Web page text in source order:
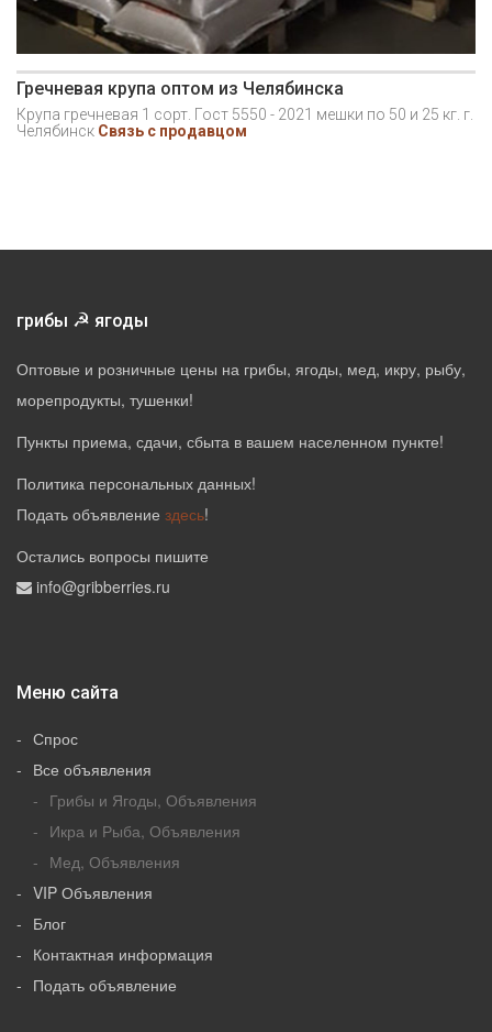
Гречневая крупа оптом из Челябинска
Крупа гречневая 1 сорт. Гост 5550 - 2021 мешки по 50 и 25 кг. г.
Челябинск Связь с продавцом
грибы ☭ ягоды
Оптовые и розничные цены на грибы, ягоды, мед, икру, рыбу,
морепродукты, тушенки!
Пункты приема, сдачи, сбыта в вашем населенном пункте!
Политика персональных данных!
Подать объявление здесь!
Остались вопросы пишите
info@gribberries.ru
Меню сайта
Спрос
Все объявления
Грибы и Ягоды, Объявления
Икра и Рыба, Объявления
Мед, Объявления
VIP Объявления
Блог
Контактная информация
Подать объявление